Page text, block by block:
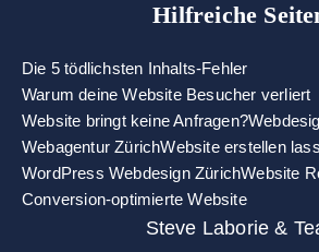
Hilfreiche
Die 5 tödlichsten Inhalts-Fehler
Warum deine Website Besucher verliert
Website bringt keine Anfragen?
Webagentur ZürichWebsite erstellen
WordPress Webdesign ZürichWebsite
Conversion-optimierte Website
Steve Laborie &